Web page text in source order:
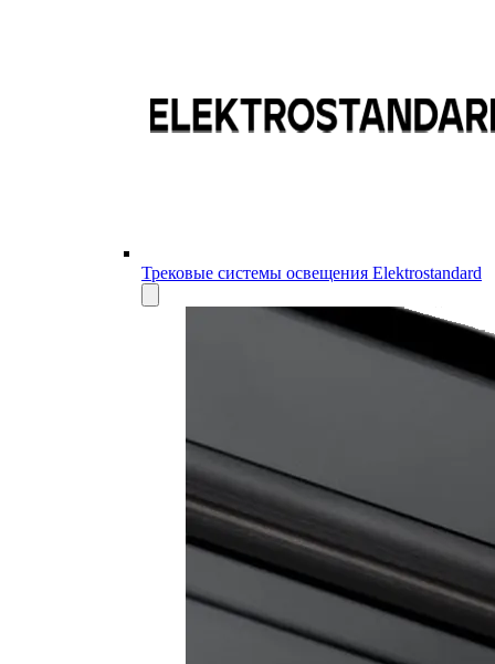
Трековые системы освещения Elektrostandard